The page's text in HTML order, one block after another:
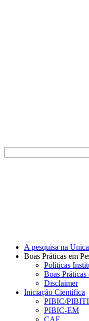
A pesquisa na
Boas Práticas em
Políticas
Boas Práticas
Disclaimer
Iniciação Científica
PIBIC/PIBITI
PIBIC-EM